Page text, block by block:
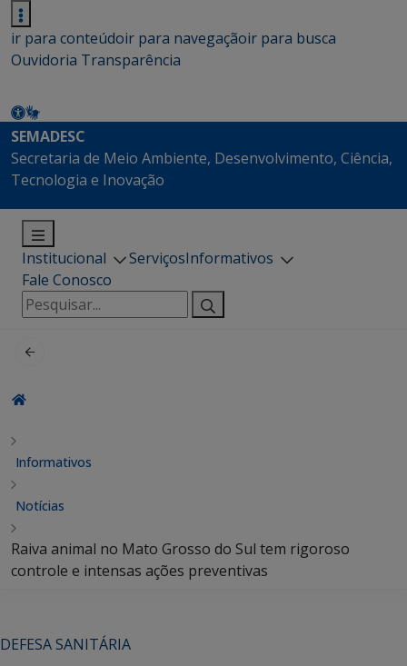
ir para conteúdoir para navegaçãoir para busca
Ouvidoria Transparência
SEMADESC
Secretaria de Meio Ambiente, Desenvolvimento, Ciência,
Tecnologia e Inovação
Institucional ServiçosInformativos
Fale Conosco
Pesquisar
por:
Informativos
Notícias
Raiva animal no Mato Grosso do Sul tem rigoroso
controle e intensas ações preventivas
DEFESA SANITÁRIA